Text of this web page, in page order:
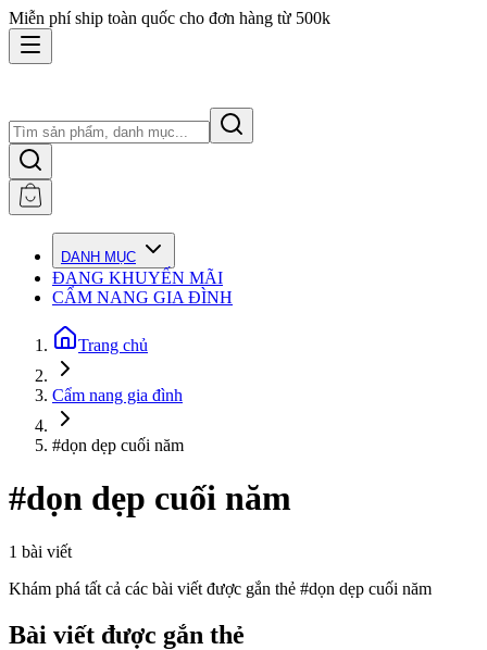
Miễn phí ship toàn quốc cho đơn hàng từ 500k
DANH MỤC
ĐANG KHUYẾN MÃI
CẨM NANG GIA ĐÌNH
Trang chủ
Cẩm nang gia đình
#dọn dẹp cuối năm
#dọn dẹp cuối năm
1 bài viết
Khám phá tất cả các bài viết được gắn thẻ #dọn dẹp cuối năm
Bài viết được gắn thẻ